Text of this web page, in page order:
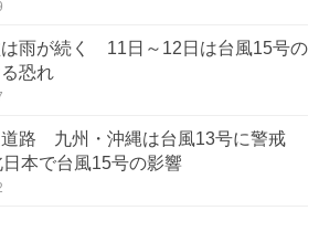
は雨が続く 11日～12日は台風15号の
恐れ
道路 九州・沖縄は台風13号に警戒
本で台風15号の影響